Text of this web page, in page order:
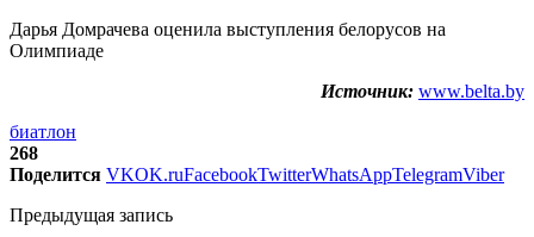
Дарья Домрачева оценила выступления белорусов на
Олимпиаде
Источник: www.belta.by
биатлон
268
Поделится VKOK.ruFacebookTwitterWhatsAppTelegramViber
Предыдущая запись